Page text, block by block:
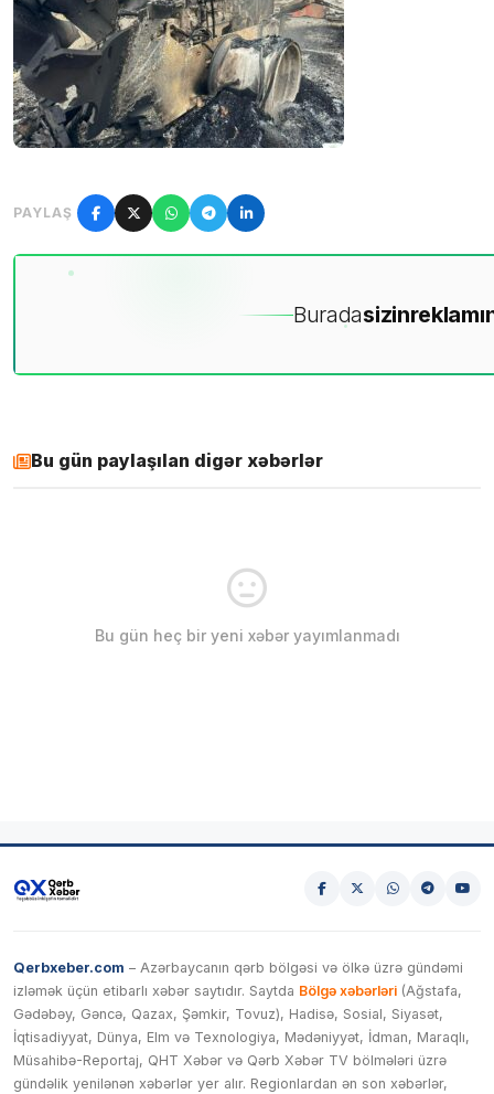
PAYLAŞ
Buradasizin
Bu gün paylaşılan digər xəbərlər
Bu gün heç bir yeni xəbər yayımlanmadı
Qerbxeber.com – Azərbaycanın qərb bölgəsi və ölkə üzrə gündəmi
izləmək üçün etibarlı xəbər saytıdır. Saytda Bölgə xəbərləri (Ağstafa,
Gədəbəy, Gəncə, Qazax, Şəmkir, Tovuz), Hadisə, Sosial, Siyasət,
İqtisadiyyat, Dünya, Elm və Texnologiya, Mədəniyyət, İdman, Maraqlı,
Müsahibə-Reportaj, QHT Xəbər və Qərb Xəbər TV bölmələri üzrə
gündəlik yenilənən xəbərlər yer alır. Regionlardan ən son xəbərlər,